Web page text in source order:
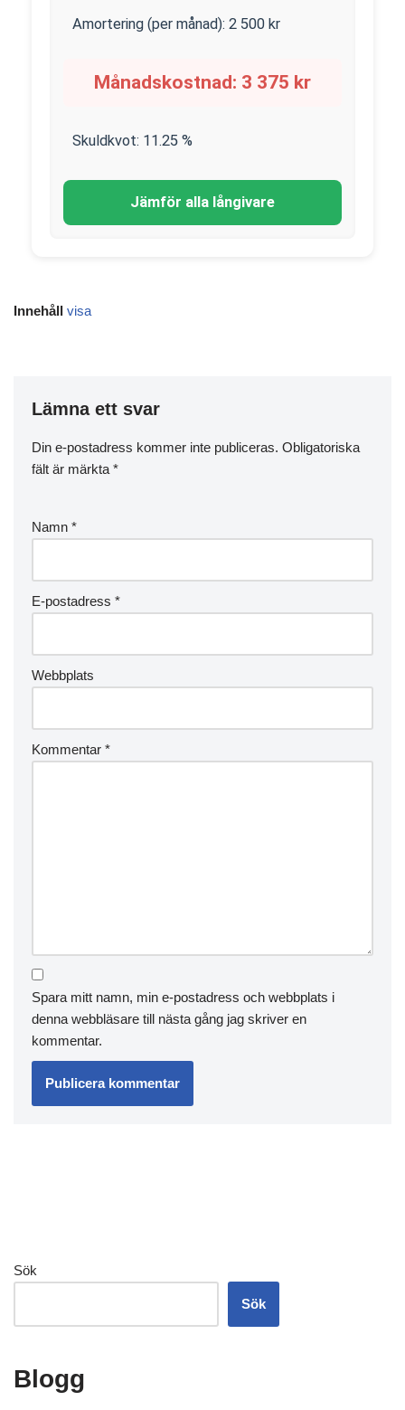
Amortering (per månad): 2 500 kr
Månadskostnad: 3 375 kr
Skuldkvot: 11.25 %
Jämför alla långivare
Innehåll visa
Lämna ett svar
Din e-postadress kommer inte publiceras. Obligatoriska
fält är märkta *
Namn *
E-postadress *
Webbplats
Kommentar *
Spara mitt namn, min e-postadress och webbplats i
denna webbläsare till nästa gång jag skriver en
kommentar.
Sök
Sök
Blogg